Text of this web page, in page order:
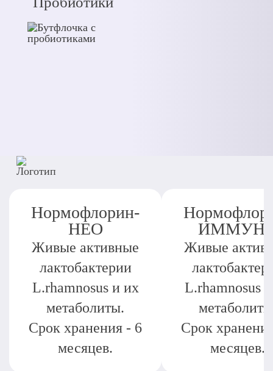
Нормофлорин-
НЕО
Живые активные
лактобактерии
L.rhamnosus и их
метаболиты.
Срок хранения - 6
месяцев.
Живые
L.rhamnosus
Срок
месяцев.